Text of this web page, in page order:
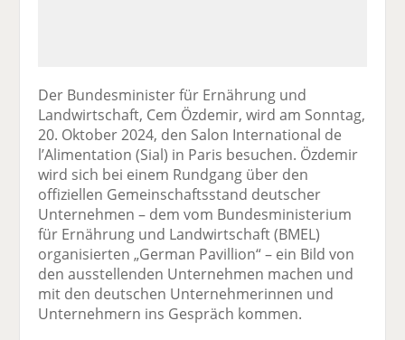
Der Bundesminister für Ernährung und
Landwirtschaft, Cem Özdemir, wird am Sonntag,
20. Oktober 2024, den Salon International de
l’Alimentation (Sial) in Paris besuchen. Özdemir
wird sich bei einem Rundgang über den
offiziellen Gemeinschaftsstand deutscher
Unternehmen – dem vom Bundesministerium
für Ernährung und Landwirtschaft (BMEL)
organisierten „German Pavillion“ – ein Bild von
den ausstellenden Unternehmen machen und
mit den deutschen Unternehmerinnen und
Unternehmern ins Gespräch kommen.